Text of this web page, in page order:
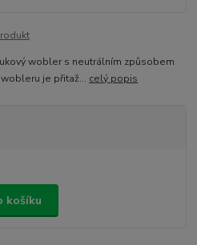
wobler s neutrálním způsobem
je přitaž... celý popis
košíku